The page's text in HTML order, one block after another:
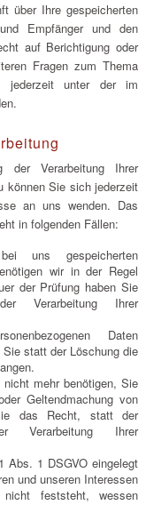
über Ihre gespeicherten
Empfänger und den
auf Berichtigung oder
Fragen zum Thema
jederzeit unter der im
Verarbeitung Ihrer
können Sie sich jederzeit
an uns wenden. Das
in folgenden Fällen:
uns gespeicherten
wir in der Regel
der Prüfung haben Sie
Verarbeitung Ihrer
Daten
statt der Löschung die
mehr benötigen, Sie
Geltendmachung von
das Recht, statt der
Verarbeitung Ihrer
Abs. 1 DSGVO eingelegt
und unseren Interessen
nicht feststeht, wessen